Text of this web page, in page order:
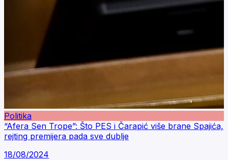
Politika
“Afera Sen Trope”: Što PES i Čarapić više brane Spajića,
rejting premijera pada sve dublje
18/08/2024